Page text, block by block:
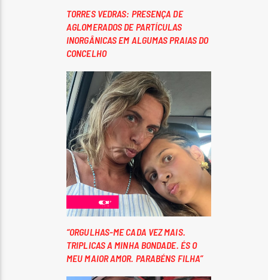
TORRES VEDRAS: PRESENÇA DE
AGLOMERADOS DE PARTÍCULAS
INORGÂNICAS EM ALGUMAS PRAIAS DO
CONCELHO
“ORGULHAS-ME CADA VEZ MAIS.
TRIPLICAS A MINHA BONDADE. ÉS O
MEU MAIOR AMOR. PARABÉNS FILHA”